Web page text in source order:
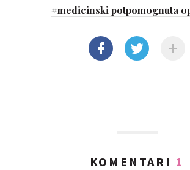
#medicinski potpomognuta
KOMENTARI 1